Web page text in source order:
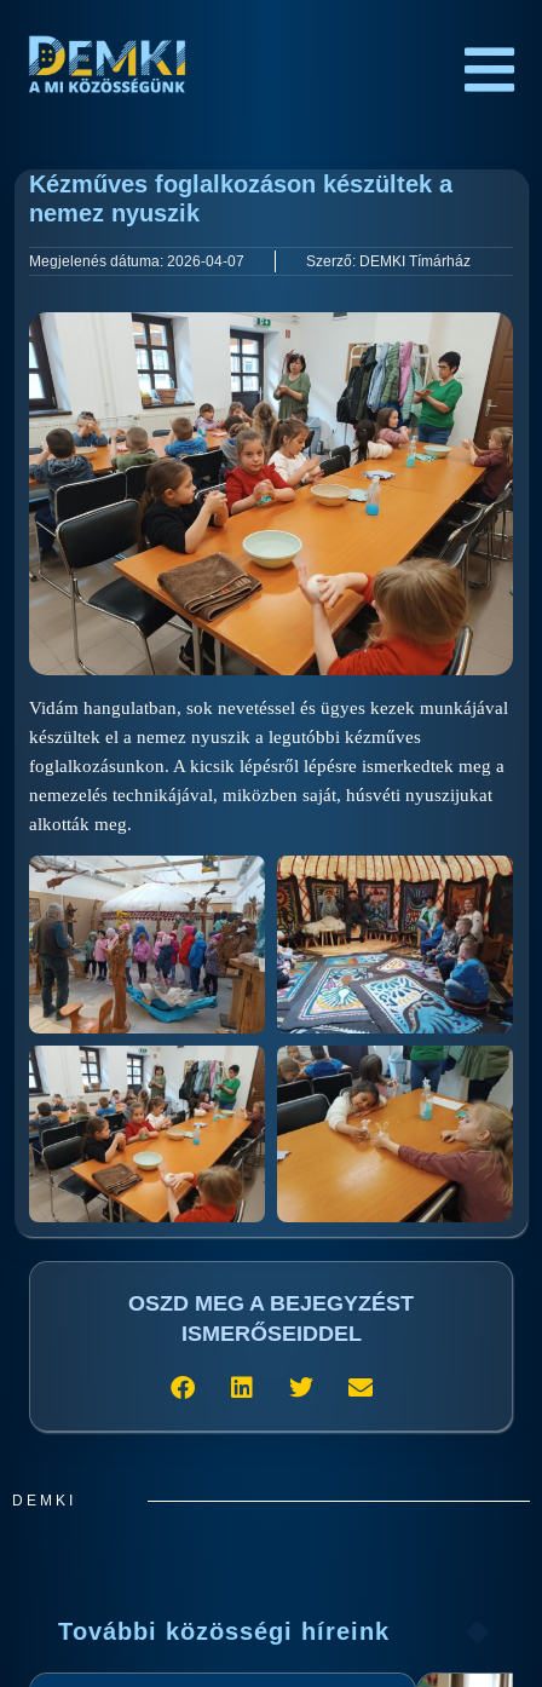
Kézműves foglalkozáson készültek a
nemez nyuszik
Megjelenés dátuma: 2026-04-07 Szerző: DEMKI Tímárház
Vidám hangulatban, sok nevetéssel és ügyes kezek munkájával
készültek el a nemez nyuszik a legutóbbi kézműves
foglalkozásunkon. A kicsik lépésről lépésre ismerkedtek meg a
nemezelés technikájával, miközben saját, húsvéti nyuszijukat
alkották meg.
OSZD MEG A BEJEGYZÉST
ISMERŐSEIDDEL
DEMKI
További közösségi híreink